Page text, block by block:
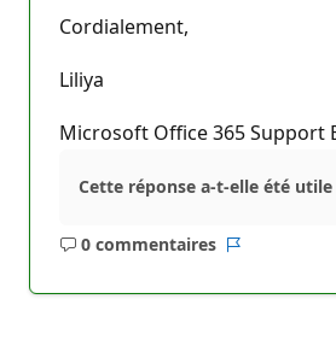
Cordialement,
Liliya
Microsoft Office 365 Support
Cette réponse a-t-elle été utile
0 commentaires
Aucun